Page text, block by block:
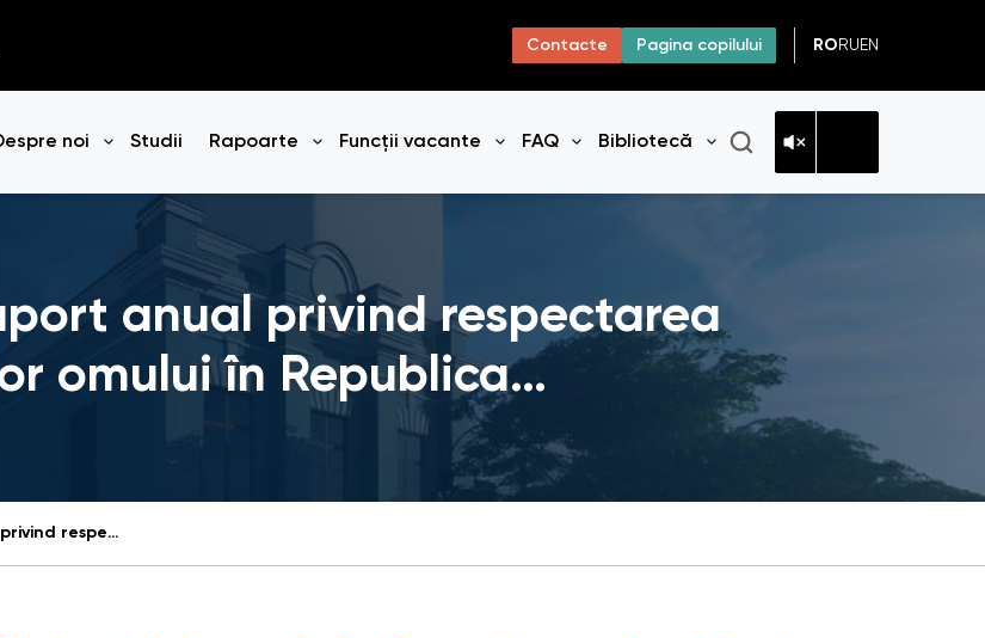
Contacte Pagina copilului RO RU EN
noi
Deschide meniul
Studii Rapoarte
Deschide meniul
Funcții vacante FAQ
Deschide meniul
Bibliotecă
Deschide meniul
anual privind respectarea
omului în Republica…
Sinteză infografică: Raport anual privind respectarea drepturilor și libertăților omului în Republica Moldova în anul 2025